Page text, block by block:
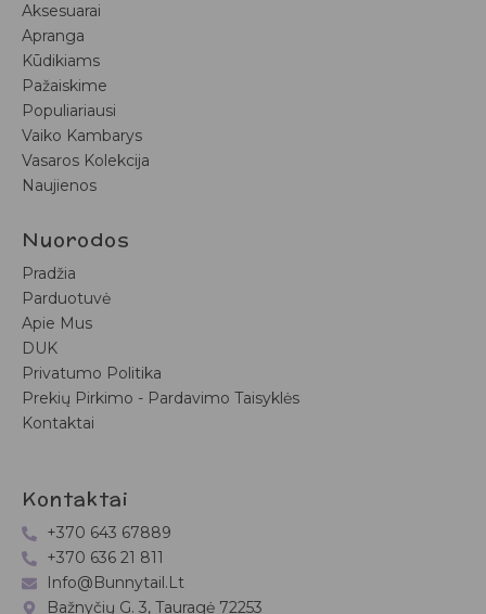
Aksesuarai
Apranga
Kūdikiams
Pažaiskime
Populiariausi
Vaiko Kambarys
Vasaros Kolekcija
Naujienos
Nuorodos
Pradžia
Parduotuvė
Apie Mus
DUK
Privatumo Politika
Prekių Pirkimo - Pardavimo Taisyklės
Kontaktai
Kontaktai
+370 643 67889
+370 636 21 811
Info@bunnytail.lt
Bažnyčių G. 3, Tauragė 72253